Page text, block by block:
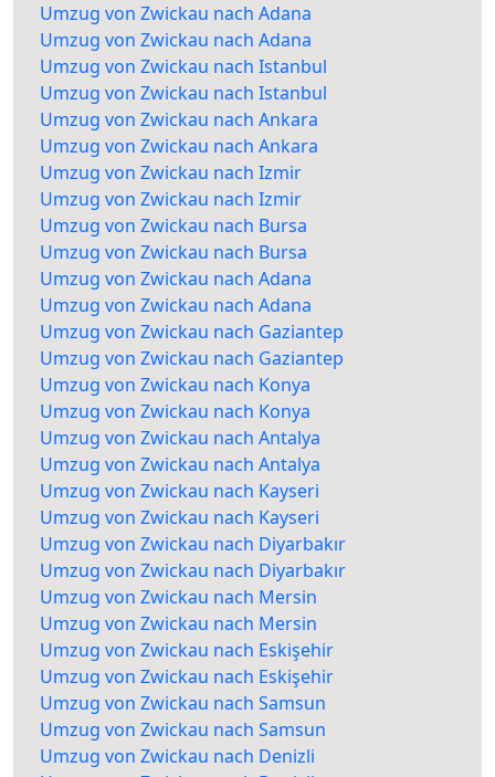
Umzug von Zwickau nach Adana
Umzug von Zwickau nach Adana
Umzug von Zwickau nach Istanbul
Umzug von Zwickau nach Istanbul
Umzug von Zwickau nach Ankara
Umzug von Zwickau nach Ankara
Umzug von Zwickau nach Izmir
Umzug von Zwickau nach Izmir
Umzug von Zwickau nach Bursa
Umzug von Zwickau nach Bursa
Umzug von Zwickau nach Adana
Umzug von Zwickau nach Adana
Umzug von Zwickau nach Gaziantep
Umzug von Zwickau nach Gaziantep
Umzug von Zwickau nach Konya
Umzug von Zwickau nach Konya
Umzug von Zwickau nach Antalya
Umzug von Zwickau nach Antalya
Umzug von Zwickau nach Kayseri
Umzug von Zwickau nach Kayseri
Umzug von Zwickau nach Diyarbakır
Umzug von Zwickau nach Diyarbakır
Umzug von Zwickau nach Mersin
Umzug von Zwickau nach Mersin
Umzug von Zwickau nach Eskişehir
Umzug von Zwickau nach Eskişehir
Umzug von Zwickau nach Samsun
Umzug von Zwickau nach Samsun
Umzug von Zwickau nach Denizli